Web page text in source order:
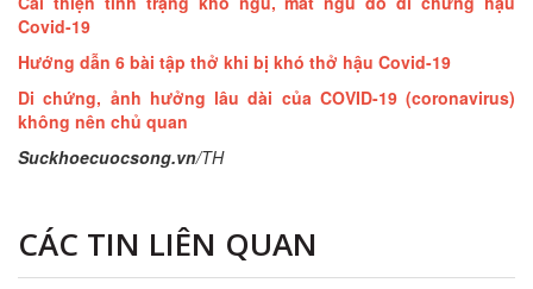
Covid-19
Hướng dẫn 6 bài tập thở khi bị khó thở hậu Covid-19
Di chứng, ảnh hưởng lâu dài của COVID-19 (coronavirus)
không nên chủ quan
Suckhoecuocsong.vn/TH
CÁC TIN LIÊN QUAN